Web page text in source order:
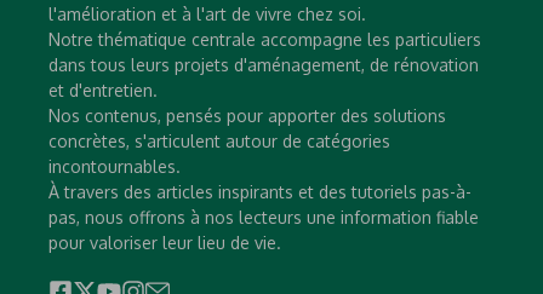
l'amélioration et à l'art de vivre chez soi.
Notre thématique centrale accompagne les particuliers
dans tous leurs projets d'aménagement, de rénovation
et d'entretien.
Nos contenus, pensés pour apporter des solutions
concrètes, s'articulent autour de catégories
incontournables.
À travers des articles inspirants et des tutoriels pas-à-
pas, nous offrons à nos lecteurs une information fiable
pour valoriser leur lieu de vie.